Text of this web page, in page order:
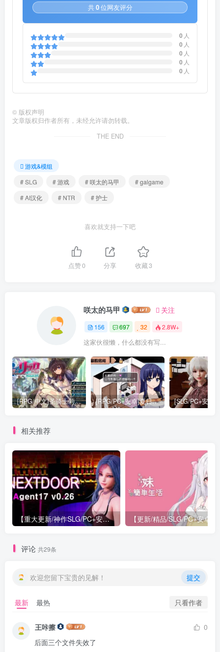
共0位网友评分
0 人
0 人
0 人
0 人
0 人
© 版权声明
文章版权归作者所有，未经允许请勿转载。
THE END
游戏&模组
# SLG
# 游戏 # 咲太的马甲
# galgame
# AI汉化
# NTR # 护士
喜欢就支持一下吧
点赞0 分享 收藏3
咲太的马甲 关注
156 697 32 2.8W+
这家伙很懒，什么都没有写...
[RPG/中文]圣骑士莉卡物语 白翼与银翼的姐妹V1.38[4G] [RPG/PC+安卓]夏日狂想曲：完结+2牛头人魔改版[3.5G]
相关推荐
【重大更新/神作SLG/PC+安卓/官中】特工17 Agent 17 v0.26.10 官方中文版+存档or满金币
评论 共29条
欢迎您留下宝贵的见解！ 提交
最新 最热 只看作者
王咔擦
0
后面三个文件失效了